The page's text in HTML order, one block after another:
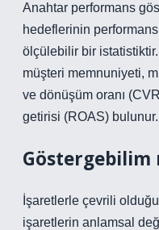
Anahtar performans
hedeflerinin
ölçülebilir bir istatistiktir.
müşteri memnuniyeti,
ve dönüşüm oranı
getirisi (ROAS) bulunur.
Göstergebilim
İşaretlerle çevrili
işaretlerin anlamsal